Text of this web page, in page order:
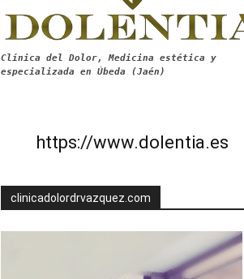
Clínica del Dolor, Medicina estética y
especializada en Úbeda (Jaén)
https://www.dolentia.es
clinicadolordrvazquez.com